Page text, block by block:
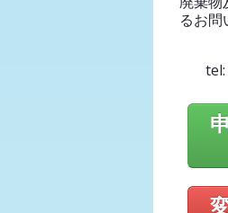
るお問
tel: